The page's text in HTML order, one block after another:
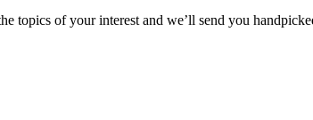
topics of your interest and we’ll send you